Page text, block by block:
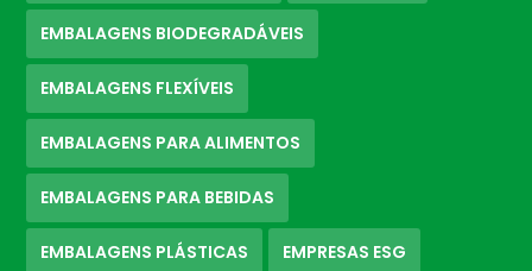
EMBALAGENS BIODEGRADÁVEIS
EMBALAGENS FLEXÍVEIS
EMBALAGENS PARA ALIMENTOS
EMBALAGENS PARA BEBIDAS
EMBALAGENS PLÁSTICAS EMPRESAS ESG